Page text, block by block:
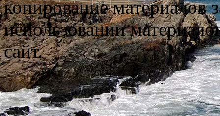
копирование материалов
использовании
сайт.